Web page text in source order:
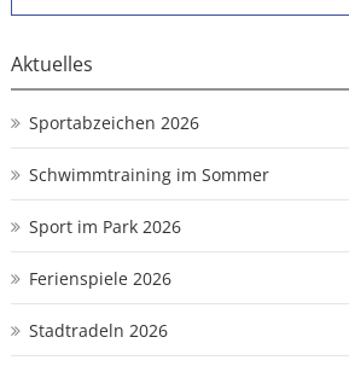
Aktuelles
Sportabzeichen 2026
Schwimmtraining im Sommer
Sport im Park 2026
Ferienspiele 2026
Stadtradeln 2026